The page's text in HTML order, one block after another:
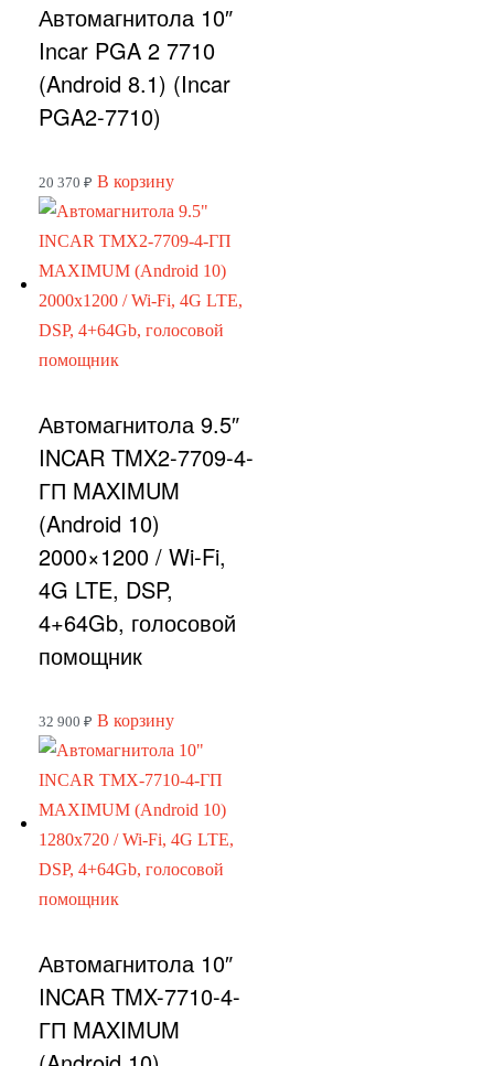
Автомагнитола 10″
Incar PGA 2 7710
(Android 8.1) (Incar
PGA2-7710)
20 370 ₽ В корзину
Автомагнитола 9.5″
INCAR TMX2-7709-4-
ГП MAXIMUM
(Android 10)
2000×1200 / Wi-Fi,
4G LTE, DSP,
4+64Gb, голосовой
помощник
32 900 ₽ В корзину
Автомагнитола 10″
INCAR TMX-7710-4-
ГП MAXIMUM